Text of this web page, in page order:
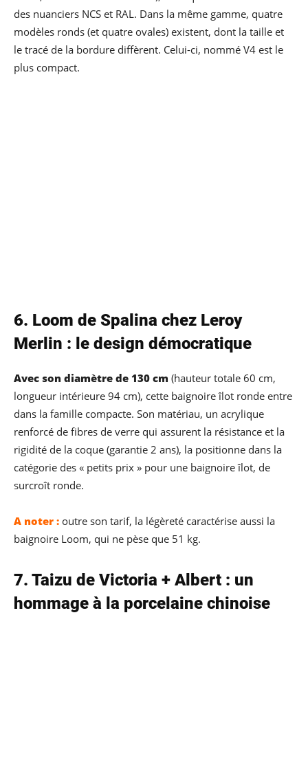
des nuanciers NCS et RAL. Dans la même gamme, quatre
modèles ronds (et quatre ovales) existent, dont la taille et
le tracé de la bordure diffèrent. Celui-ci, nommé V4 est le
plus compact.
6. Loom de Spalina chez Leroy
Merlin : le design démocratique
Avec son diamètre de 130 cm (hauteur totale 60 cm,
longueur intérieure 94 cm), cette baignoire îlot ronde entre
dans la famille compacte. Son matériau, un acrylique
renforcé de fibres de verre qui assurent la résistance et la
rigidité de la coque (garantie 2 ans), la positionne dans la
catégorie des « petits prix » pour une baignoire îlot, de
surcroît ronde.
A noter : outre son tarif, la légèreté caractérise aussi la
baignoire Loom, qui ne pèse que 51 kg.
7. Taizu de Victoria + Albert : un
hommage à la porcelaine chinoise